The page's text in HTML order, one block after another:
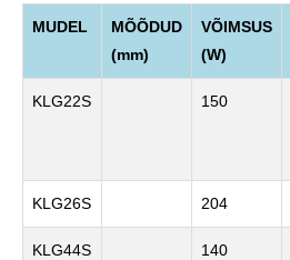
MUDEL
MÕÕDUD
(mm)
VÕIMSUS
(W)
KLG22S 150
KLG26S 204
KLG44S 140